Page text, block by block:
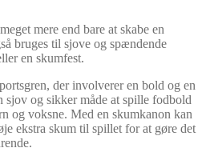
mere end bare at skabe en
bruges til sjove og spændende
en skumfest.
der involverer en bold og en
sjov og sikker måde at spille fodbold
og voksne. Med en skumkanon kan
ekstra skum til spillet for at gøre det